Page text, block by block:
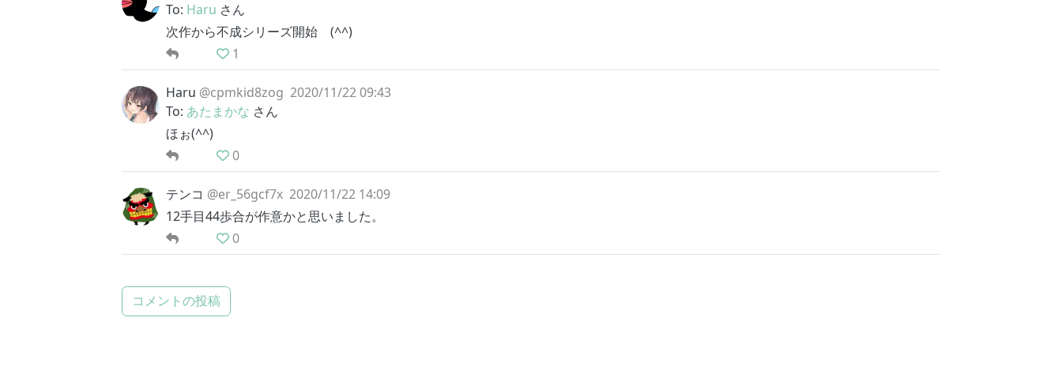
To: Haru さん
次作から不成シリーズ開始 (^^)
1
Haru @cpmkid8zog 2020/11/22 09:43
To: あたまかな さん
ほぉ(^^)
0
テンコ @er_56gcf7x 2020/11/22 14:09
12手目44歩合が作意かと思いました。
0
コメントの投稿